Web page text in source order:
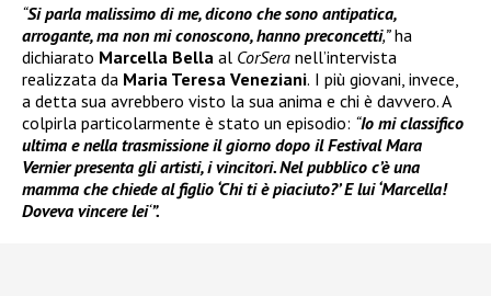
“Si parla malissimo di me, dicono che sono antipatica,
arrogante, ma non mi conoscono, hanno preconcetti,”ha
dichiarato Marcella Bella al CorSera nell’intervista
realizzata da Maria Teresa Veneziani. I più giovani, invece,
a detta sua avrebbero visto la sua anima e chi è davvero. A
colpirla particolarmente è stato un episodio: “Io mi classifico
ultima e nella trasmissione il giorno dopo il Festival Mara
Vernier presenta gli artisti, i vincitori. Nel pubblico c’è una
mamma che chiede al figlio ‘Chi ti è piaciuto?’ E lui ‘Marcella!
Doveva vincere lei‘”.